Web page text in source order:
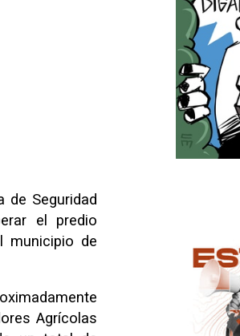
de Seguridad
el predio
municipio de
Agrícolas